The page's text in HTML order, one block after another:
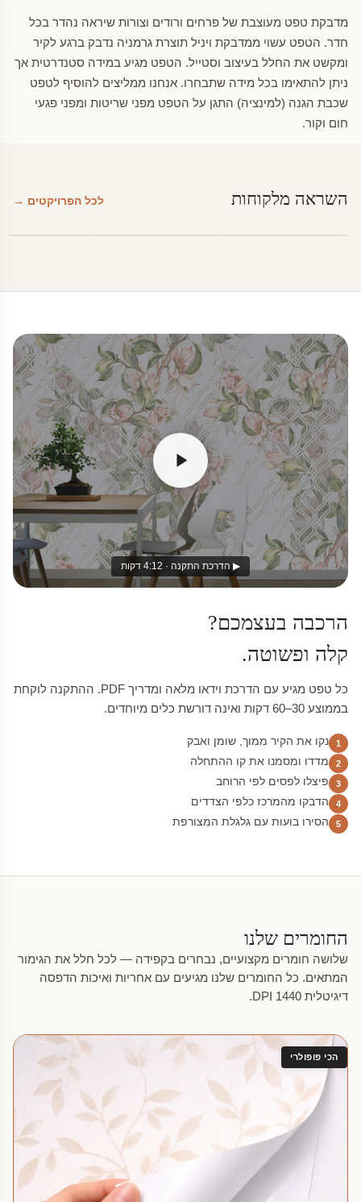
מדבקת טפט מעוצבת של פרחים ורודים וצורות שיראה נהדר בכל
חדר. הטפט עשוי ממדבקת ויניל תוצרת גרמניה נדבק ברגע לקיר
ומקשט את החלל בעיצוב וסטייל. הטפט מגיע במידה סטנדרטית אך
ניתן להתאימו בכל מידה שתבחרו. אנחנו ממליצים להוסיף לטפט
שכבת הגנה (למינציה) התגן על הטפט מפני שריטות ומפני פגעי
חום וקור.
השראה מלקוחות לכל הפרויקטים →
▶ הדרכת התקנה · 4:12 דקות
הרכבה בעצמכם?
קלה ופשוטה.
כל טפט מגיע עם הדרכת וידאו מלאה ומדריך PDF. ההתקנה לוקחת
בממוצע 30–60 דקות ואינה דורשת כלים מיוחדים.
1 נקו את הקיר ממוך, שומן ואבק
2 מדדו ומסמנו את קו ההתחלה
3 פיצלו לפסים לפי הרוחב
4 הדבקו מהמרכז כלפי הצדדים
5 הסירו בועות עם גלגלת המצורפת
החומרים שלנו
שלושה חומרים מקצועיים, נבחרים בקפידה — לכל חלל את הגימור
המתאים. כל החומרים שלנו מגיעים עם אחריות ואיכות הדפסה
דיגיטלית 1440 DPI.
הכי פופולרי